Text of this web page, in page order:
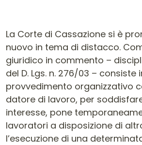
La Corte di Cassazione si è
nuovo in tema di distacco.
giuridico in commento –
del D. Lgs. n. 276/03 – consiste
provvedimento organizzativo
datore di lavoro, per
interesse, pone
lavoratori a disposizione di
l’esecuzione di una